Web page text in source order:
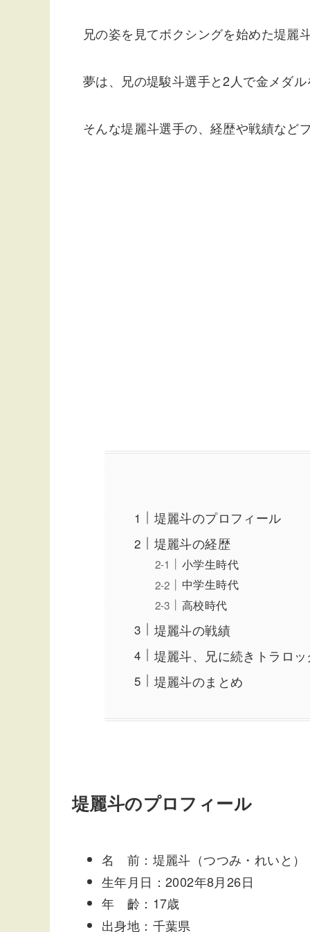
兄の姿を見てボクシングを始めた堤麗
夢は、兄の堤駿斗選手と2人で金メダ
そんな堤麗斗選手の、経歴や戦績など
堤麗斗のプロフィール
堤麗斗の経歴
小学生時代
中学生時代
高校時代
堤麗斗の戦績
堤麗斗、兄に続きトラロ
堤麗斗のまとめ
堤麗斗のプロフィール
名 前：堤麗斗（つつみ・れいと）
生年月日：2002年8月26日
年 齡：17歳
出身地：千葉県